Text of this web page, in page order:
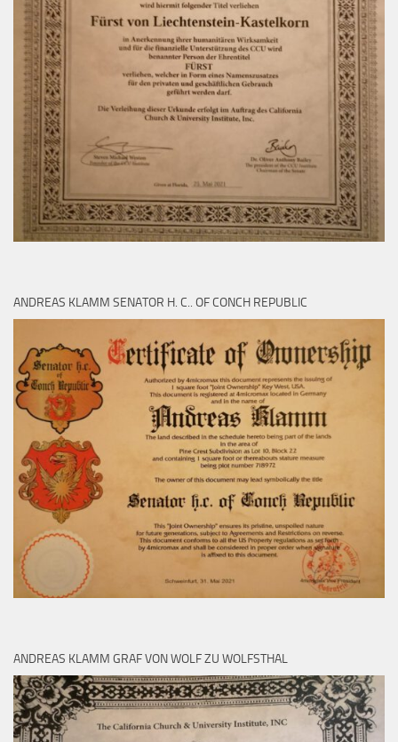
ANDREAS KLAMM SENATOR H. C.. OF CONCH REPUBLIC
ANDREAS KLAMM GRAF VON WOLF ZU WOLFSTHAL